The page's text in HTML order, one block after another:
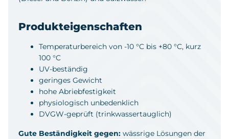
Produkteigenschaften
Temperaturbereich von -10 °C bis +80 °C, kurz
100 °C
UV-beständig
geringes Gewicht
hohe Abriebfestigkeit
physiologisch unbedenklich
DVGW-geprüft (trinkwassertauglich)
Gute Beständigkeit gegen: wässrige Lösungen der